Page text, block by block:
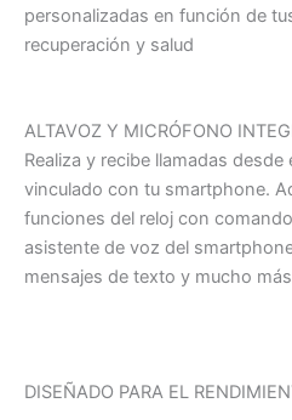
personalizadas en función de
recuperación y salud
ALTAVOZ Y MICRÓFONO
Realiza y recibe llamadas desde
vinculado con tu smartphone.
funciones del reloj con
asistente de voz del
mensajes de texto y mucho
DISEÑADO PARA EL